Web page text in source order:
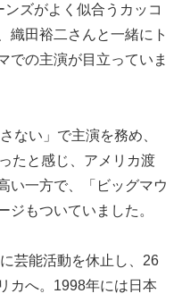
ズがよく似合うカッコ
織田裕二さんと一緒にト
での主演が目立っていま
ない」で主演を務め、
たと感じ、アメリカ渡
い一方で、「ビッグマウ
ジもついていました。
芸能活動を休止し、26
カへ。1998年には日本